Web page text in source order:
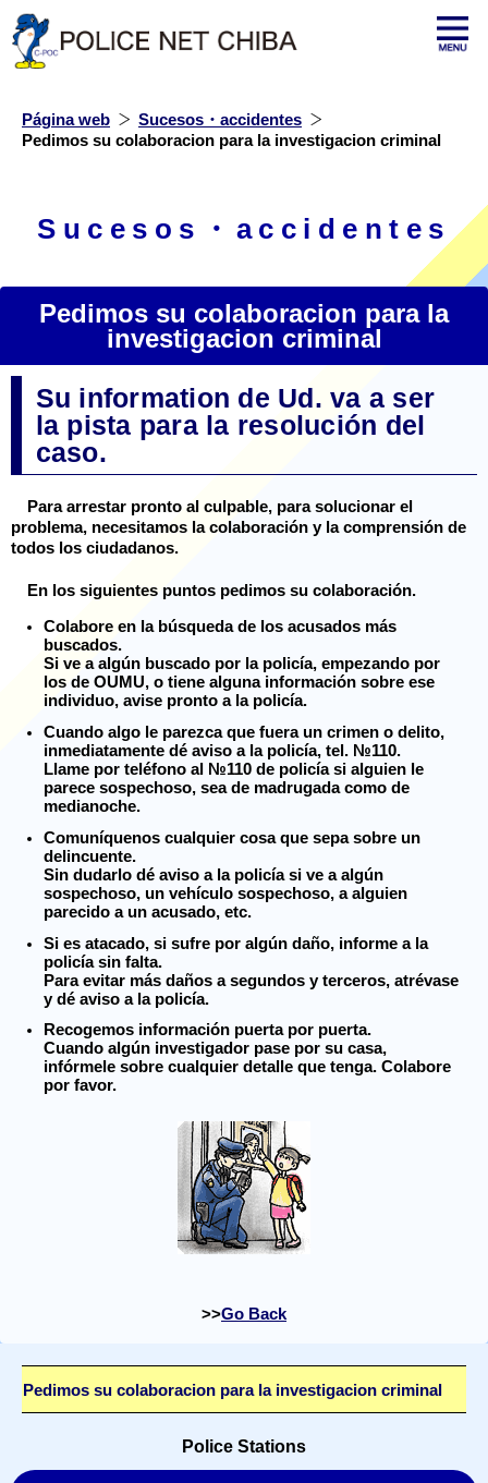
Página web
Sucesos・accidentes
Pedimos su colaboracion para la investigacion criminal
Sucesos・accidentes
Pedimos su colaboracion para la
investigacion criminal
Su information de Ud. va a ser
la pista para la resolución del
caso.
Para arrestar pronto al culpable, para solucionar el
problema, necesitamos la colaboración y la comprensión de
todos los ciudadanos.
En los siguientes puntos pedimos su colaboración.
Colabore en la búsqueda de los acusados más
buscados.
Si ve a algún buscado por la policía, empezando por
los de OUMU, o tiene alguna información sobre ese
individuo, avise pronto a la policía.
Cuando algo le parezca que fuera un crimen o delito,
inmediatamente dé aviso a la policía, tel. №110.
Llame por teléfono al №110 de policía si alguien le
parece sospechoso, sea de madrugada como de
medianoche.
Comuníquenos cualquier cosa que sepa sobre un
delincuente.
Sin dudarlo dé aviso a la policía si ve a algún
sospechoso, un vehículo sospechoso, a alguien
parecido a un acusado, etc.
Si es atacado, si sufre por algún daño, informe a la
policía sin falta.
Para evitar más daños a segundos y terceros, atrévase
y dé aviso a la policía.
Recogemos información puerta por puerta.
Cuando algún investigador pase por su casa,
infórmele sobre cualquier detalle que tenga. Colabore
por favor.
Go Back
Pedimos su colaboracion para la investigacion criminal
Police Stations